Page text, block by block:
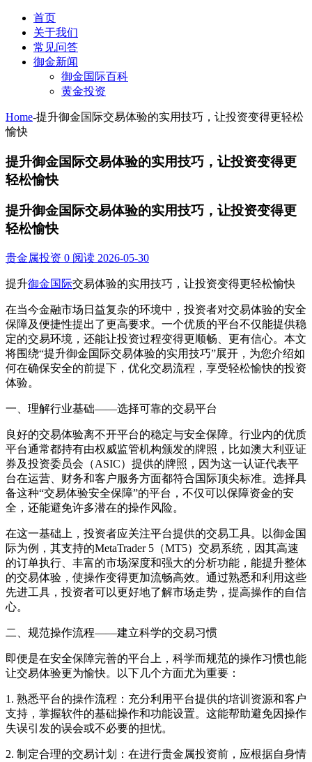
首页
关于我们
常见问答
御金新闻
御金国际百科
黄金投资
Home-提升御金国际交易体验的实用技巧，让投资变得更轻松
愉快
提升御金国际交易体验的实用技巧，让投资变得更
轻松愉快
提升御金国际交易体验的实用技巧，让投资变得更
轻松愉快
贵金属投资 0 阅读 2026-05-30
提升御金国际交易体验的实用技巧，让投资变得更轻松愉快
在当今金融市场日益复杂的环境中，投资者对交易体验的安全
保障及便捷性提出了更高要求。一个优质的平台不仅能提供稳
定的交易环境，还能让投资过程变得更顺畅、更有信心。本文
将围绕“提升御金国际交易体验的实用技巧”展开，为您介绍如
何在确保安全的前提下，优化交易流程，享受轻松愉快的投资
体验。
一、理解行业基础——选择可靠的交易平台
良好的交易体验离不开平台的稳定与安全保障。行业内的优质
平台通常都持有由权威监管机构颁发的牌照，比如澳大利亚证
券及投资委员会（ASIC）提供的牌照，因为这一认证代表平
台在运营、财务和客户服务方面都符合国际顶尖标准。选择具
备这种“交易体验安全保障”的平台，不仅可以保障资金的安
全，还能避免许多潜在的操作风险。
在这一基础上，投资者应关注平台提供的交易工具。以御金国
际为例，其支持的MetaTrader 5（MT5）交易系统，因其高速
的订单执行、丰富的市场深度和强大的分析功能，能提升整体
的交易体验，使操作变得更加流畅高效。通过熟悉和利用这些
先进工具，投资者可以更好地了解市场走势，提高操作的自信
心。
二、规范操作流程——建立科学的交易习惯
即便是在安全保障完善的平台上，科学而规范的操作习惯也能
让交易体验更为愉快。以下几个方面尤为重要：
1. 熟悉平台的操作流程：充分利用平台提供的培训资源和客户
支持，掌握软件的基础操作和功能设置。这能帮助避免因操作
失误引发的误会或不必要的担忧。
2. 制定合理的交易计划：在进行贵金属投资前，应根据自身情